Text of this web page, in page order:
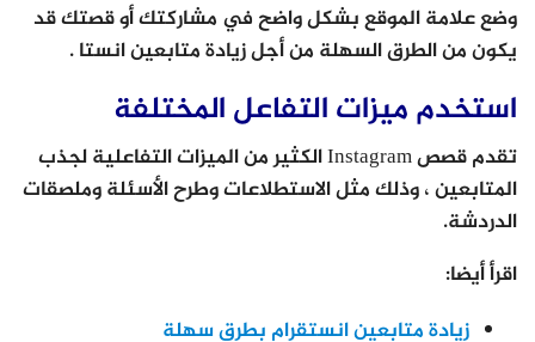
وضع علامة الموقع بشكل واضح في مشاركتك أو قصتك قد
يكون من الطرق السهلة من أجل زيادة متابعين انستا .
استخدم ميزات التفاعل المختلفة
تقدم قصص Instagram الكثير من الميزات التفاعلية لجذب
المتابعين ، وذلك مثل الاستطلاعات وطرح الأسئلة وملصقات
الدردشة.
اقرأ أيضا:
زيادة متابعين انستقرام بطرق سهلة